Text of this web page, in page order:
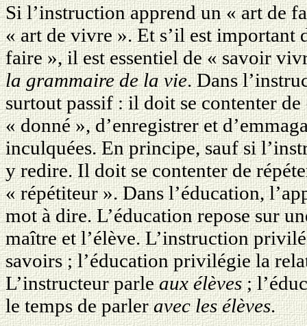
Si l’instruction apprend un « art de
« art de vivre ». Et s’il est important
faire », il est essentiel de « savoir
la grammaire de la vie. Dans
surtout passif : il doit se contenter
« donné », d’enregistrer et
inculquées. En principe, sauf si
y redire. Il doit se contenter de
« répétiteur ». Dans l’éducation,
mot à dire. L’éducation repose sur
maître et l’élève. L’instruction
savoirs ; l’éducation privilégie la
L’instructeur parleaux élèves;
le temps de parleravec les élèves.